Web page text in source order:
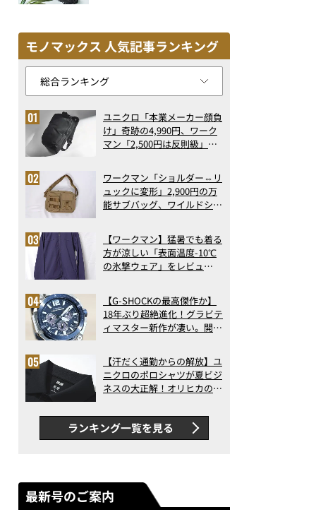
世界限定250台！】新型ボンネビルT120ブラックDGR限定エデ
モノマックス 人気記事ランキング
ユニクロ「本業メーカー顔負
け」奇跡の4,990円、ワーク
マン「2,500円は反則級」凄
ト3】（2026年6月版）
ワークマン「ショルダー⇔リ
ュックに変形」2,900円の万
能サブバッグ、ワイルドシン
記事ランキングベスト3】
（2026年6月版）
【ワークマン】猛暑でも着る
方が涼しい「表面温度-10℃
の氷撃ウェア」をレビュ
【G-SHOCKの最高傑作か】
18年ぶり超絶進化！グラビテ
ィマスター新作が凄い。開発
【汗だく通勤からの解放】ユ
ニクロのポロシャツが夏ビジ
ネスの大正解！オリヒカの透
涼しい顔で働ける超快適ウエ
アの実力
ランキング一覧を見る
最新号のご案内